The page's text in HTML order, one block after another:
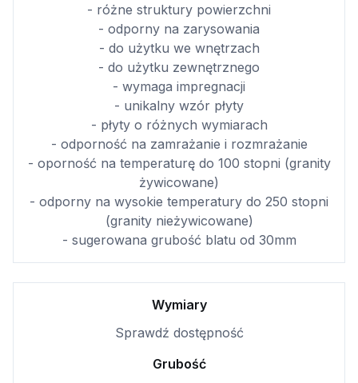
- różne struktury powierzchni
- odporny na zarysowania
- do użytku we wnętrzach
- do użytku zewnętrznego
- wymaga impregnacji
- unikalny wzór płyty
- płyty o różnych wymiarach
- odporność na zamrażanie i rozmrażanie
- oporność na temperaturę do 100 stopni (granity
żywicowane)
- odporny na wysokie temperatury do 250 stopni
(granity nieżywicowane)
- sugerowana grubość blatu od 30mm
Wymiary
Sprawdź dostępność
Grubość